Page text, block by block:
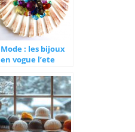
Mode : les bijoux
en vogue l’ete